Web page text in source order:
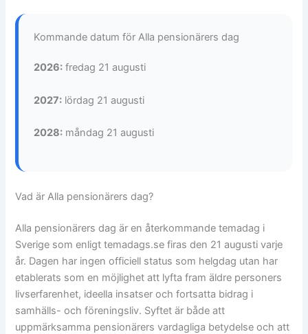
Kommande datum för Alla pensionärers dag
2026: fredag 21 augusti
2027: lördag 21 augusti
2028: måndag 21 augusti
Vad är Alla pensionärers dag?
Alla pensionärers dag är en återkommande temadag i
Sverige som enligt temadags.se firas den 21 augusti varje
år. Dagen har ingen officiell status som helgdag utan har
etablerats som en möjlighet att lyfta fram äldre personers
livserfarenhet, ideella insatser och fortsatta bidrag i
samhälls- och föreningsliv. Syftet är både att
uppmärksamma pensionärers vardagliga betydelse och att